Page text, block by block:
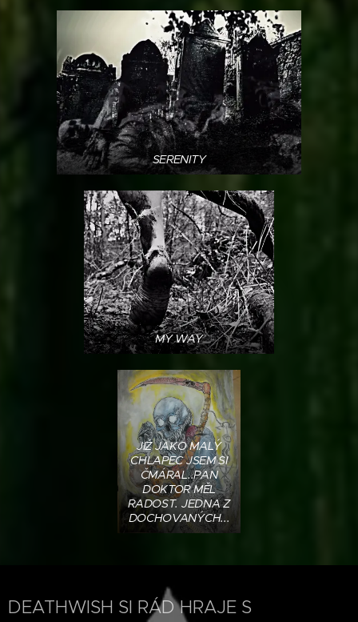
SERENITY
MY WAY
JIŽ JAKO MALÝ
CHLAPEC JSEM SI
ČMÁRAL..PAN
DOKTOR MĚL
RADOST. JEDNA Z
DOCHOVANÝCH...
DEATHWISH SI RÁD HRAJE S